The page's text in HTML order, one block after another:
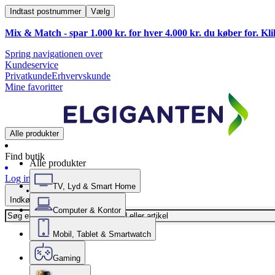
Indtast postnummer Vælg
Mix & Match - spar 1.000 kr. for hver 4.000 kr. du køber for.
Spring navigationen over
Kundeservice
PrivatkundeErhvervskunde
Mine favoritter
Alle produkter
Find butik
Log ind
Indkøbskurv
Alle produkter
TV, Lyd & Smart Home
Computer & Kontor
Mobil, Tablet & Smartwatch
Gaming